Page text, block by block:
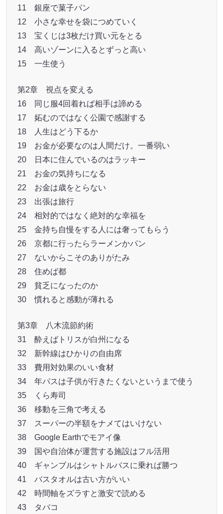
11 銀座で菓子パン
12 小さな幸せを袋につめていく
13 宝くじは3枚だけ買い元をとる
14 高いゾーンに入るとずっと高い
15 一生使う
第2章 視点を変える
16 同じ服4回着れば相手は諦める
17 妬むのではなく公園で感謝する
18 人生はどう下るか
19 お金が必要なのは人間だけ。一番弱い
20 日本に住んでいるのはラッキー
21 お金の気持ちになる
22 お金は歳をとらない
23 出張は旅行
24 相対的ではなく絶対的な幸福を
25 金持ち自慢をする人には奢ってもらう
26 京都に行ったらラーメンかパン
27 ないからこそのありがたみ
28 住めば都
29 貧乏になったのか
30 慣れると感動が薄れる
第3章 八木流節約術
31 酔えばトリスが白州になる
32 新幹線はひかりの自由席
33 費用対効果のいい食材
34 年パスは子供が行きたくないというまで使う
35 くら寿司
36 移動を三角で考える
37 スーパーの半額をナメてはいけない
38 Google Earthでモアイ像
39 国や自治体が運営する施設はフル活用
40 ギャンブルはシャトルバスに乗れば勝つ
41 バスタオルは古い方がいい
42 時間軸をズラすと激安で読める
43 タバコ